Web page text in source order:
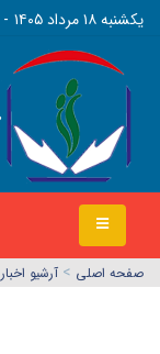
يکشنبه ١٨ مرداد ١٤٠٥
صفحه اصلي > آرشیو اخبار